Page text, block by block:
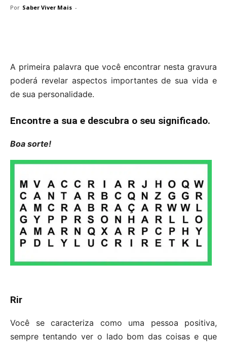
Por Saber Viver Mais -
A primeira palavra que você encontrar nesta gravura
poderá revelar aspectos importantes de sua vida e
de sua personalidade.
Encontre a sua e descubra o seu significado.
Boa sorte!
Rir
Você se caracteriza como uma pessoa positiva,
sempre tentando ver o lado bom das coisas e que